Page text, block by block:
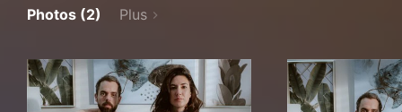
Photos (2) Plus